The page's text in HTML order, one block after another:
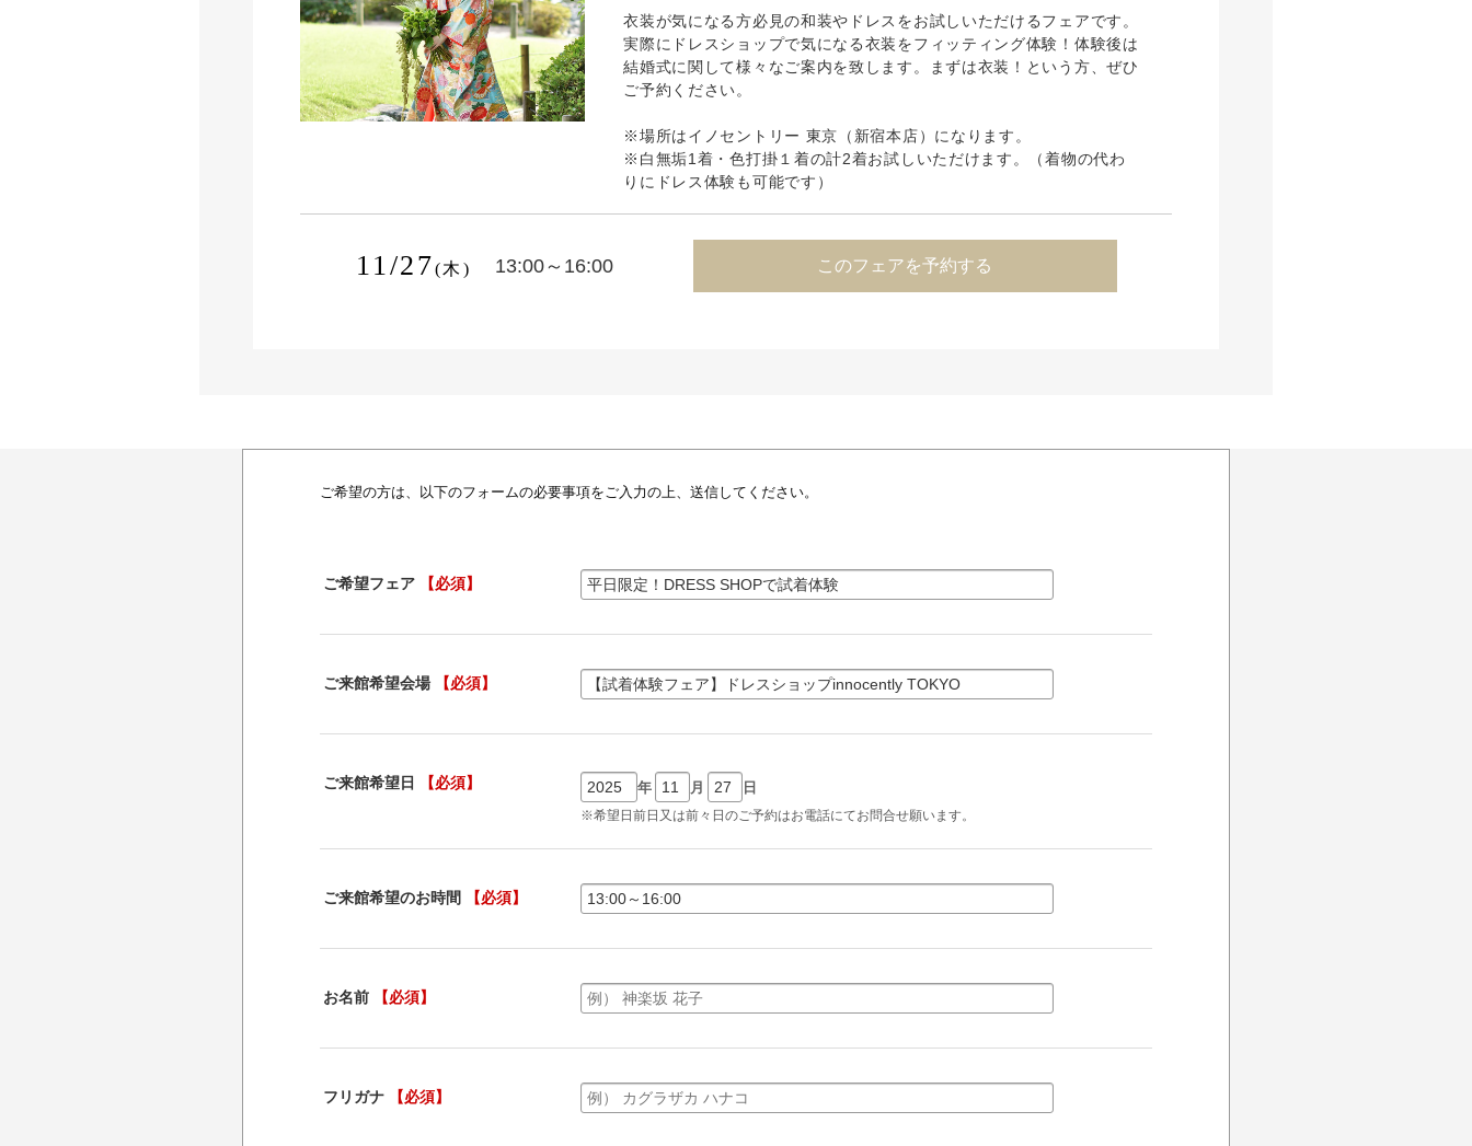
衣装が気になる方必見の和装やドレスをお試しいただけるフェアです。
実際にドレスショップで気になる衣装をフィッティング体験！体験後は
結婚式に関して様々なご案内を致します。まずは衣装！という方、ぜひ
ご予約ください。
※場所はイノセントリー 東京（新宿本店）になります。
※白無垢1着・色打掛１着の計2着お試しいただけます。（着物の代わ
りにドレス体験も可能です）
11/27(木) 13:00～16:00 このフェアを予約する